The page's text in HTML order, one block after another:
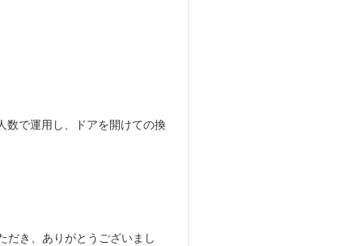
数で運用し、ドアを開けての換
だき、ありがとうございまし